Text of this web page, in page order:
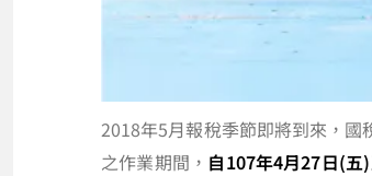
2018年5月報稅季節即將到來，國
之作業期間， 自107年4月27日(